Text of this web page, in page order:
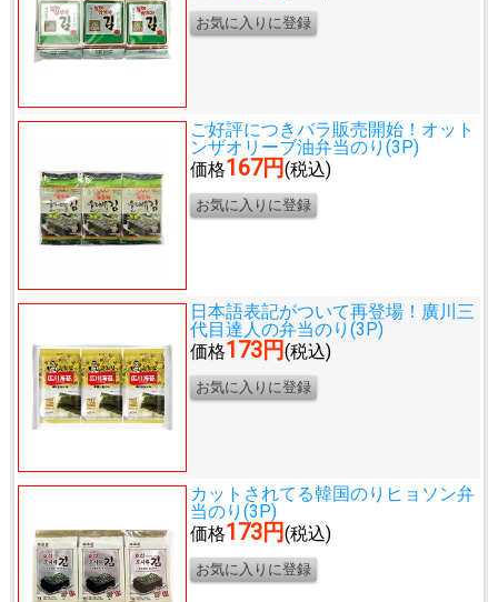
ご好評につきバラ販売開始！ オット
ンザオリーブ油弁当のり(3P)
価格167円(税込)
日本語表記がついて再登場！ 廣川三
代目達人の弁当のり(3P)
価格173円(税込)
カットされてる韓国のり ヒョソン弁
当のり(3P)
価格173円(税込)